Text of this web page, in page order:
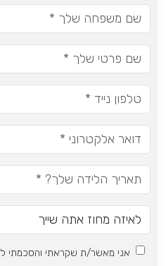
אני מאשר/ת שקראתי והסכמתי ל